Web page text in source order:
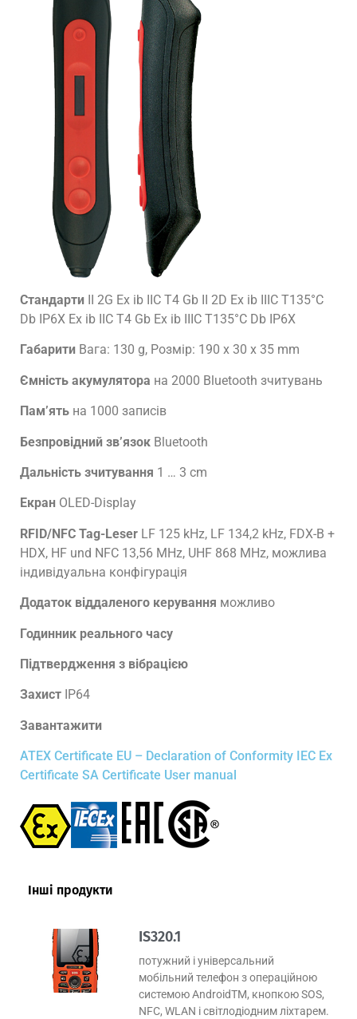
Стандарти II 2G Ex ib IIC T4 Gb II 2D Ex ib IIIC T135°C
Db IP6X Ex ib IIC T4 Gb Ex ib IIIC T135°C Db IP6X
Габарити Вага: 130 g, Розмір: 190 x 30 x 35 mm
Ємність акумулятора на 2000 Bluetooth зчитувань
Пам’ять на 1000 записів
Безпровідний зв’язок Bluetooth
Дальність зчитування 1 … 3 cm
Екран OLED-Display
RFID/NFC Tag-Leser LF 125 kHz, LF 134,2 kHz, FDX-B +
HDX, HF und NFC 13,56 MHz, UHF 868 MHz, можлива
індивідуальна конфігурація
Додаток віддаленого керування можливо
Годинник реального часу
Підтвердження з вібрацією
Захист IP64
Завантажити
ATEX Certificate EU – Declaration of Conformity IEC Ex
Certificate SA Certificate User manual
Інші продукти
IS320.1
потужний і універсальний
мобільний телефон з операційною
системою AndroidTM, кнопкою SOS,
NFC, WLAN і світлодіодним ліхтарем.